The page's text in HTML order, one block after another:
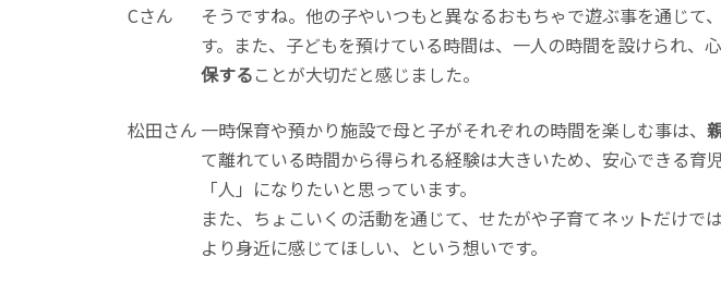
Cさん
そうですね。他の子やいつもと異なるおもちゃで遊ぶ事を通じ
す。また、子どもを預けている時間は、一人の時間を設けられ、
保することが大切だと感じました。
松田さん 一時保育や預かり施設で母と子がそれぞれの時間を楽しむ事は、
て離れている時間から得られる経験は大きいため、安心できる育
「人」になりたいと思っています。
また、ちょこいくの活動を通じて、せたがや子育てネットだけ
より身近に感じてほしい、という想いです。